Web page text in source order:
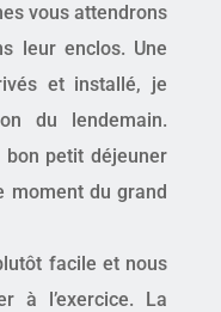
vous attendrons
leur enclos. Une
et installé, je
du lendemain.
petit déjeuner
moment du grand
facile et nous
à l’exercice. La